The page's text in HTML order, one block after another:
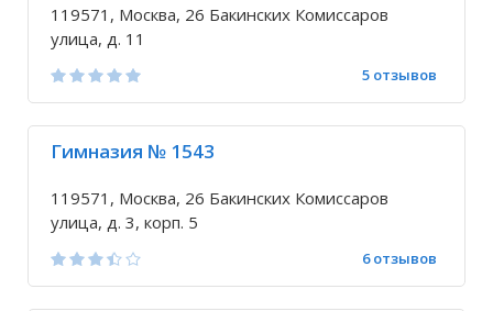
119571, Москва, 26 Бакинских Комиссаров
улица, д. 11
5 отзывов
Гимназия № 1543
119571, Москва, 26 Бакинских Комиссаров
улица, д. 3, корп. 5
6 отзывов